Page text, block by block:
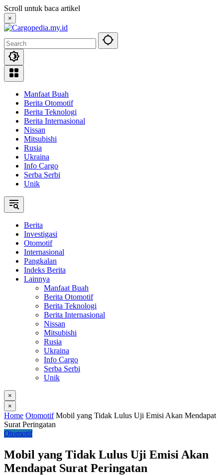
Skip
to
content
Scroll untuk baca artikel
×
Manfaat Buah
Berita Otomotif
Berita Teknologi
Berita Internasional
Nissan
Mitsubishi
Rusia
Ukraina
Info Cargo
Serba Serbi
Unik
Berita
Investigasi
Otomotif
Internasional
Pangkalan
Indeks Berita
Lainnya
Manfaat Buah
Berita Otomotif
Berita Teknologi
Berita Internasional
Nissan
Mitsubishi
Rusia
Ukraina
Info Cargo
Serba Serbi
Unik
×
×
Home Otomotif Mobil yang Tidak Lulus Uji Emisi Akan Mendapat
Surat Peringatan
Otomotif
Mobil yang Tidak Lulus Uji Emisi Akan
Mendapat Surat Peringatan